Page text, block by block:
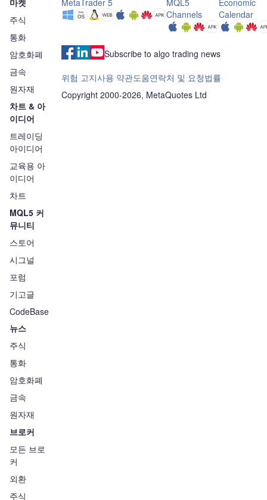
마켓
주식
통화
암호화폐
금속
원자재
차트 & 아
이디어
트레이딩
아이디어
교육용 아
이디어
차트
MQL5 커
뮤니티
스토어
시그널
포럼
기고글
CodeBase
뉴스
주식
통화
암호화폐
금속
원자재
브로커
모든 브로
커
외환
주식
MetaTrader 5
MQL5
Channels
Economic
Calendar
Subscribe to algo trading news
위험 고지사용 약관도움연락처 및 요청법률
Copyright 2000-2026, MetaQuotes Ltd